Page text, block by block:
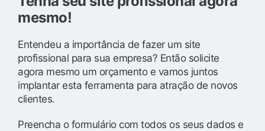
mesmo!
Entendeu a importância de fazer um site
profissional para sua empresa? Então solicite
agora mesmo um orçamento e vamos juntos
implantar esta ferramenta para atração de novos
clientes.
Preencha o formulário com todos os seus dados e